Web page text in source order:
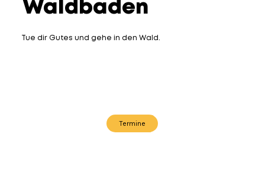
Waldbaden
Tue dir Gutes und gehe in den Wald.
Termine